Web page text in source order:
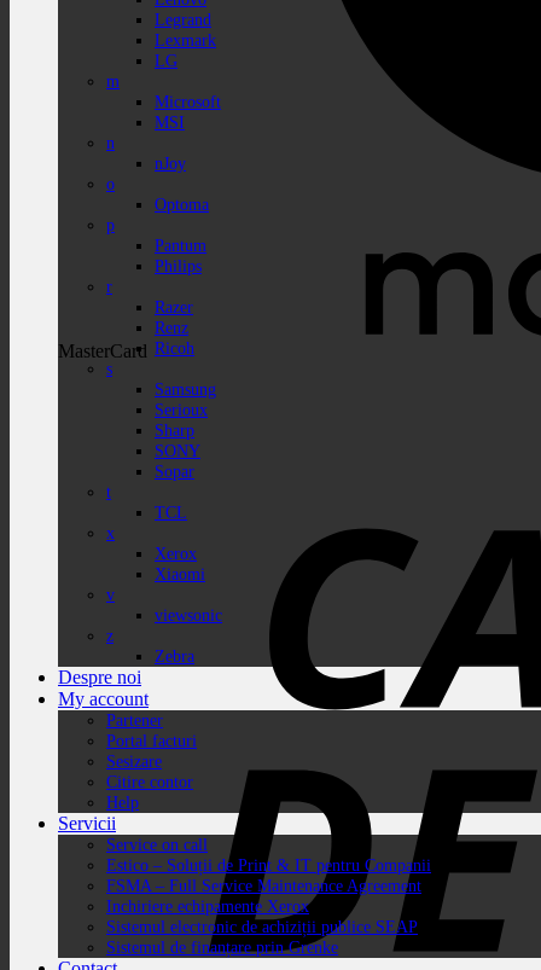
MasterCard
Legrand
Lexmark
LG
m
Microsoft
MSI
n
nJoy
o
Optoma
p
Pantum
Philips
r
Razer
Renz
Ricoh
s
Samsung
Serioux
Sharp
SONY
Sopar
t
TCL
x
Xerox
Xiaomi
v
viewsonic
z
Zebra
Despre noi
My account
Partener
Portal facturi
Sesizare
Citire contor
Help
Servicii
Service on call
Estico – Soluții de Print & IT pentru Companii
FSMA – Full Service Maintenance Agreement
Inchiriere echipamente Xerox
Sistemul electronic de achiziții publice SEAP
Sistemul de finanțare prin Grenke